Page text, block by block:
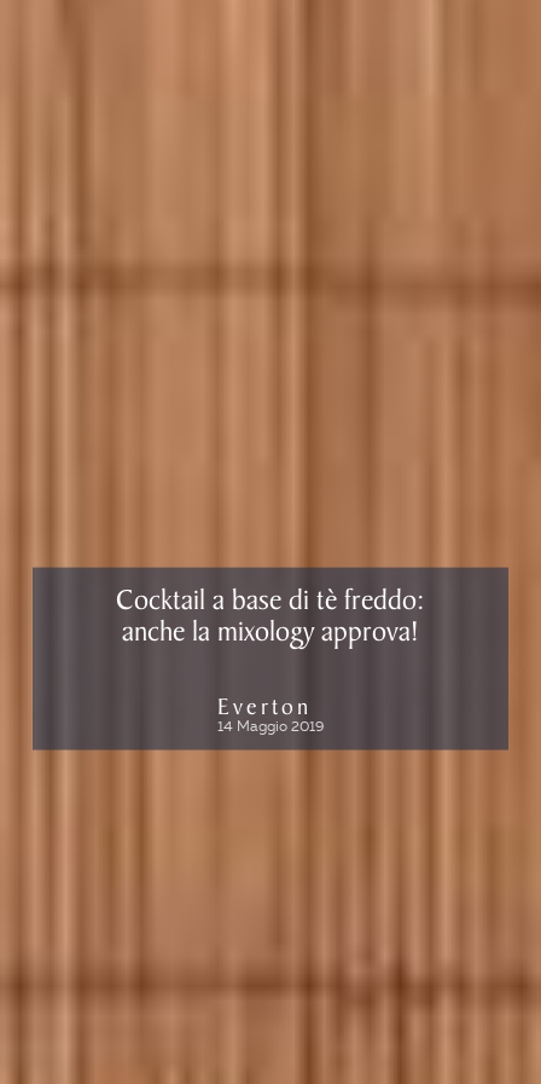
Cocktail a base di tè freddo:
anche la mixology approva!
Everton
14 Maggio 2019